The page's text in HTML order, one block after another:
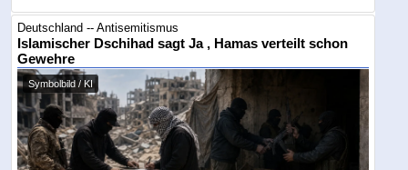
Deutschland -- Antisemitismus
Islamischer Dschihad sagt Ja , Hamas verteilt schon
Gewehre
Symbolbild / KI